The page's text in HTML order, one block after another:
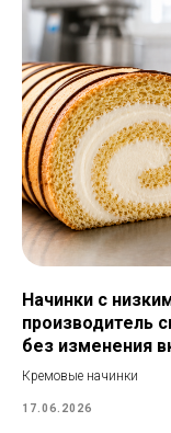
Начинки с
производитель
без изменения
Кремовые начинки
17.06.2026